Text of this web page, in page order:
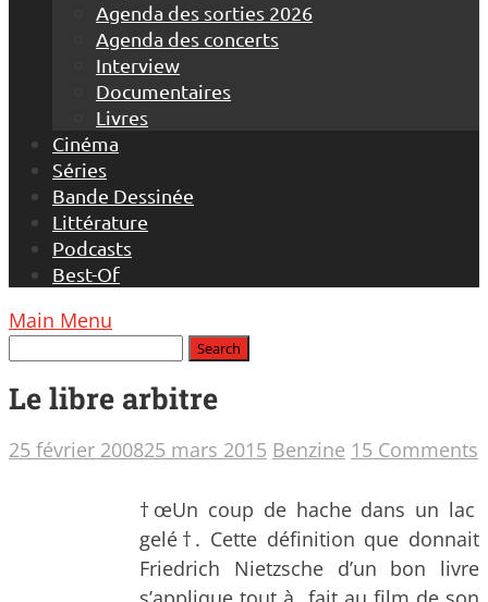
Agenda des sorties 2026
Agenda des concerts
Interview
Documentaires
Livres
Cinéma
Séries
Bande Dessinée
Littérature
Podcasts
Best-Of
Main Menu
Le libre arbitre
25 février 200825 mars 2015 Benzine 15 Comments
†œUn coup de hache dans un lac
gelé†. Cette définition que donnait
Friedrich Nietzsche d’un bon livre